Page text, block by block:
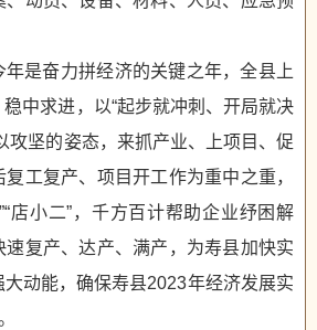
是奋力拼经济的关键之年，全县上
中求进，以“起步就冲刺、开局就决
攻坚的姿态，来抓产业、上项目、促
工复产、项目开工作为重中之重，
店小二”，千方百计帮助企业纾困解
速复产、达产、满产，为寿县加快实
动能，确保寿县2023年经济发展实